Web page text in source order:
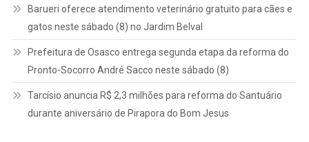
Barueri oferece atendimento veterinário gratuito para cães e
gatos neste sábado (8) no Jardim Belval
Prefeitura de Osasco entrega segunda etapa da reforma do
Pronto-Socorro André Sacco neste sábado (8)
Tarcísio anuncia R$ 2,3 milhões para reforma do Santuário
durante aniversário de Pirapora do Bom Jesus